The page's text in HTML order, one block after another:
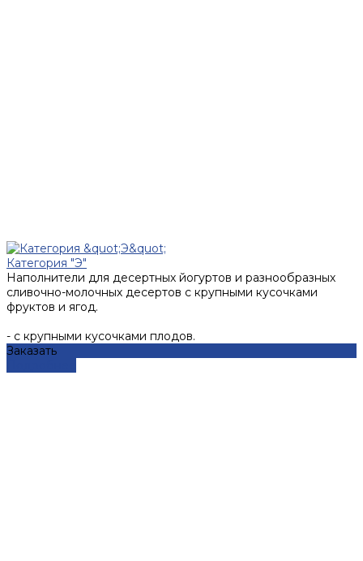
Категория "Э"
Наполнители для десертных йогуртов и разнообразных
сливочно-молочных десертов с крупными кусочками
фруктов и ягод.
- с крупными кусочками плодов.
Заказать